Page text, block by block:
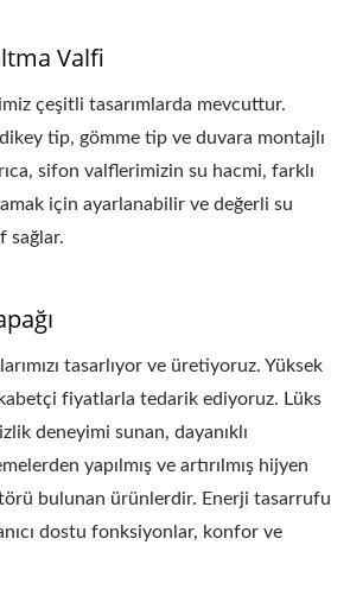
Valfi
çeşitli tasarımlarda mevcuttur.
tip, gömme tip ve duvara montajlı
sifon valflerimizin su hacmi, farklı
için ayarlanabilir ve değerli su
sağlar.
tasarlıyor ve üretiyoruz. Yüksek
fiyatlarla tedarik ediyoruz. Lüks
deneyimi sunan, dayanıklı
yapılmış ve artırılmış hijyen
bulunan ürünlerdir. Enerji tasarrufu
dostu fonksiyonlar, konfor ve